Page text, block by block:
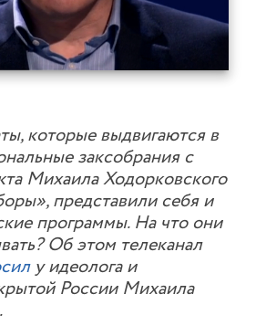
которые выдвигаются в
заксобрания с
Михаила Ходорковского
представили себя и
программы. На что они
Об этом телеканал
у идеолога и
России Михаила